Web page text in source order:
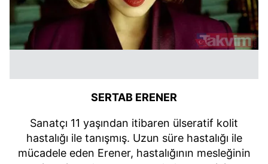
SERTAB ERENER
Sanatçı 11 yaşından itibaren ülseratif kolit
hastalığı ile tanışmış. Uzun süre hastalığı ile
mücadele eden Erener, hastalığının mesleğinin